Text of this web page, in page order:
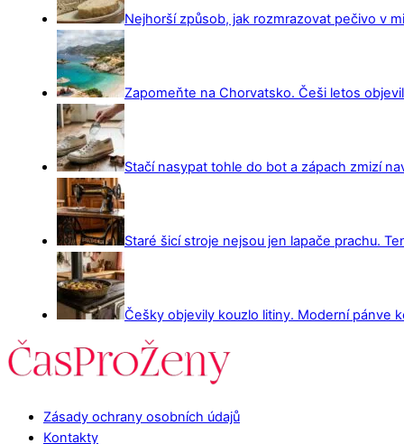
Nejhorší způsob, jak rozmrazovat pečivo v
Zapomeňte na Chorvatsko. Češi letos
Stačí nasypat tohle do bot a zápach zmizí
Staré šicí stroje nejsou jen lapače prachu.
Češky objevily kouzlo litiny. Moderní pánve
Zásady ochrany osobních údajů
Kontakty